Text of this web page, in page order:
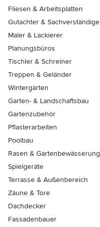
Fliesen & Arbeitsplatten
Gutachter & Sachverständige
Maler & Lackierer
Planungsbüros
Tischler & Schreiner
Treppen & Geländer
Wintergärten
Garten- & Landschaftsbau
Gartenzubehör
Pflasterarbeiten
Poolbau
Rasen & Gartenbewässerung
Spielgeräte
Terrasse & Außenbereich
Zäune & Tore
Dachdecker
Fassadenbauer